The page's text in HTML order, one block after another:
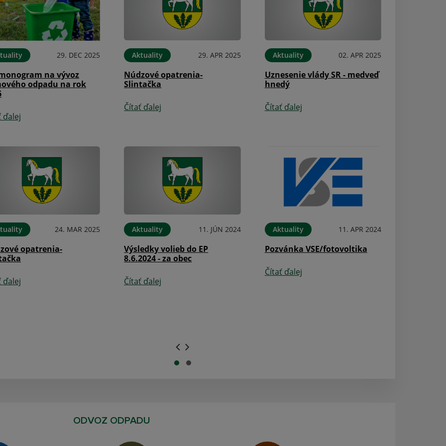
29. DEC 2025
na vývoz
odpadu na rok
ďalej
Aktuality 29. APR 2025
Núdzové opatrenia-
Slintačka
Čítať ďalej
Aktuality 02. APR 2025
Uznesenie vlády SR - medveď
hnedý
Čítať ďalej
24. MAR 2025
opatrenia-
ďalej
Aktuality 11. JÚN 2024
Výsledky volieb do EP
8.6.2024 - za obec
Čítať ďalej
Aktuality 11. APR 2024
Pozvánka VSE/fotovoltika
Čítať ďalej
.
ODVOZ ODPADU